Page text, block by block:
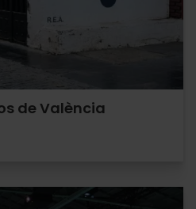
de València